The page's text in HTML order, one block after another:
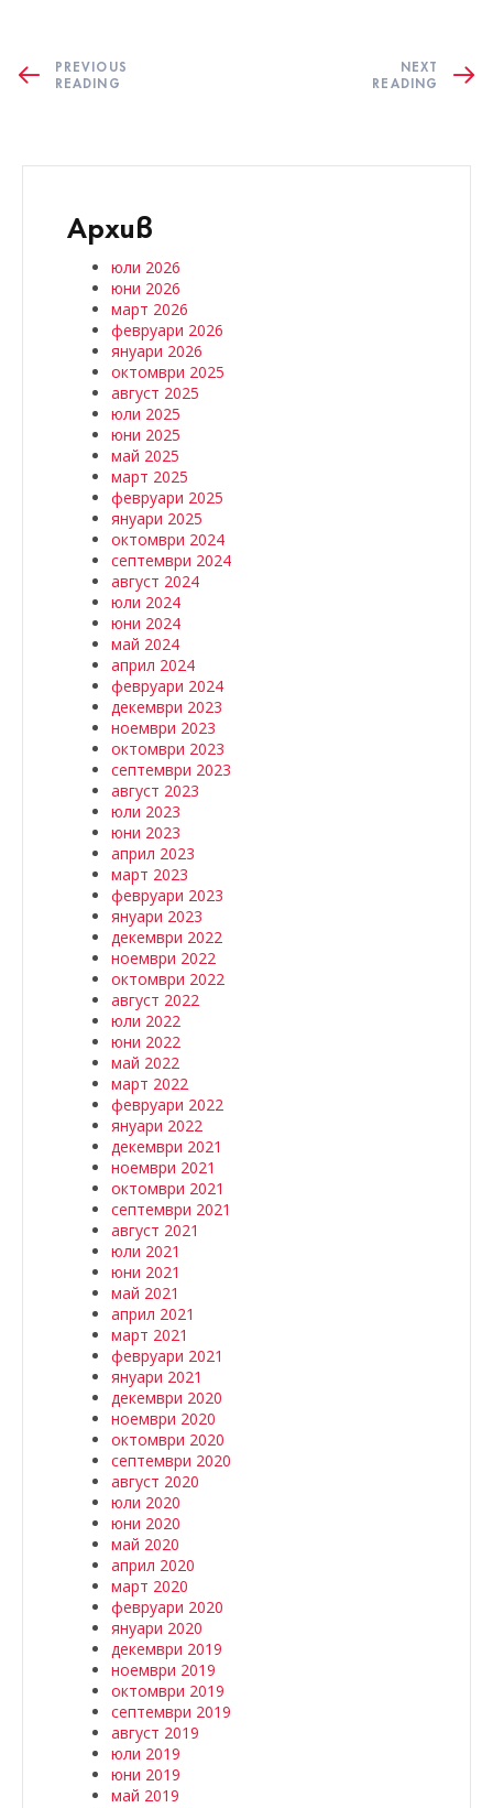
PREVIOUS
READING
NEXT
READING
Архив
юли 2026
юни 2026
март 2026
февруари 2026
януари 2026
октомври 2025
август 2025
юли 2025
юни 2025
май 2025
март 2025
февруари 2025
януари 2025
октомври 2024
септември 2024
август 2024
юли 2024
юни 2024
май 2024
април 2024
февруари 2024
декември 2023
ноември 2023
октомври 2023
септември 2023
август 2023
юли 2023
юни 2023
април 2023
март 2023
февруари 2023
януари 2023
декември 2022
ноември 2022
октомври 2022
август 2022
юли 2022
юни 2022
май 2022
март 2022
февруари 2022
януари 2022
декември 2021
ноември 2021
октомври 2021
септември 2021
август 2021
юли 2021
юни 2021
май 2021
април 2021
март 2021
февруари 2021
януари 2021
декември 2020
ноември 2020
октомври 2020
септември 2020
август 2020
юли 2020
юни 2020
май 2020
април 2020
март 2020
февруари 2020
януари 2020
декември 2019
ноември 2019
октомври 2019
септември 2019
август 2019
юли 2019
юни 2019
май 2019